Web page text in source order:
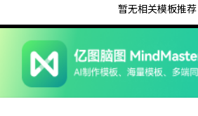
暂无相关模板推荐